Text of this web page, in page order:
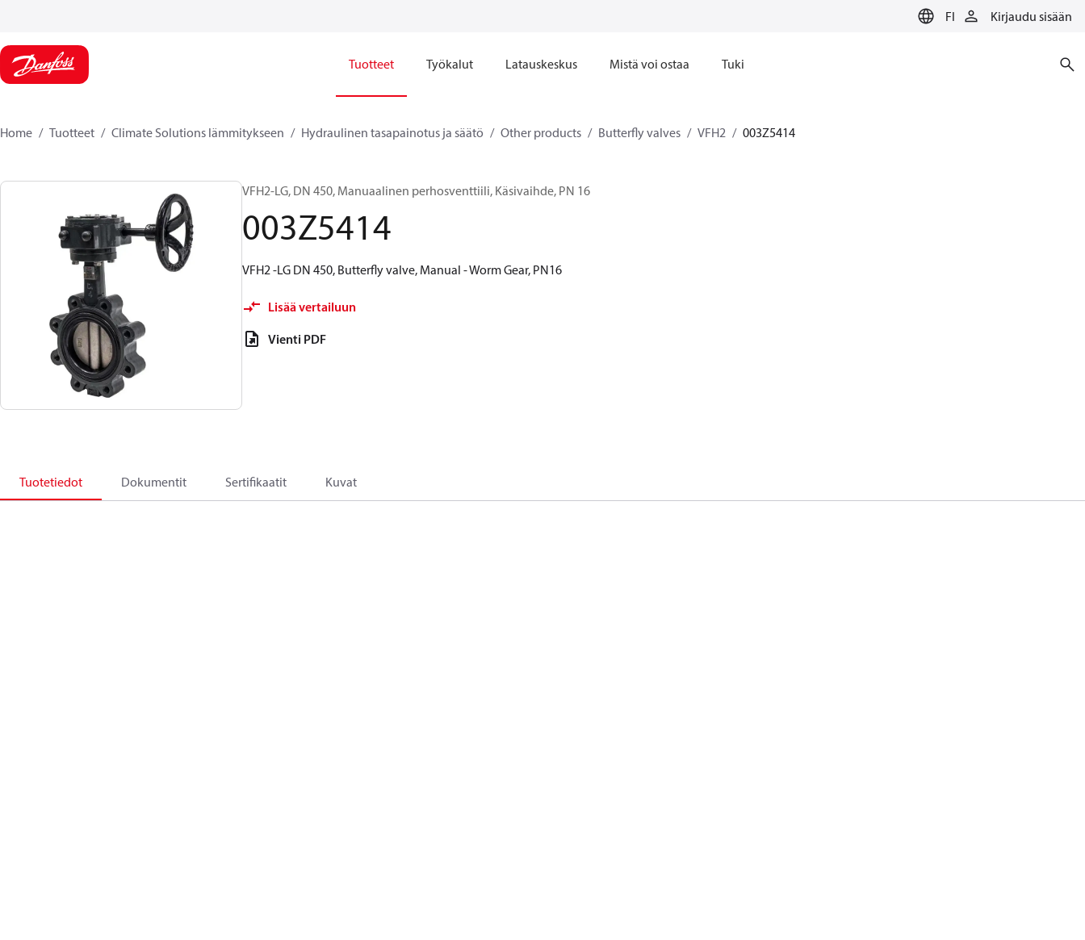
FI Kirjaudu sisään
Tuotteet Työkalut Latauskeskus Mistä voi ostaa Tuki
Home Tuotteet Climate Solutions lämmitykseen Hydraulinen tasapainotus ja säätö Other products Butterfly valves VFH2 003Z5414
VFH2-LG, DN 450, Manuaalinen perhosventtiili, Käsivaihde, PN 16
003Z5414
VFH2 -LG DN 450, Butterfly valve, Manual - Worm Gear, PN16
Lisää vertailuun
Vienti PDF
Tuotetiedot Dokumentit Sertifikaatit Kuvat